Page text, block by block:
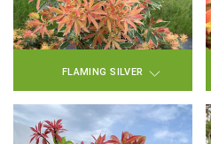
FLAMING SILVER